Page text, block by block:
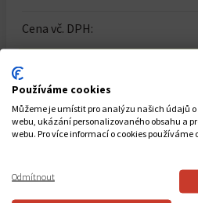
Cena vč. DPH:
Počet kusů
-
Používáme cookies
Můžeme je umístit pro analýzu našich údajů
webu, ukázání personalizovaného obsahu a
webu. Pro více informací o cookies používáme
Odmítnout